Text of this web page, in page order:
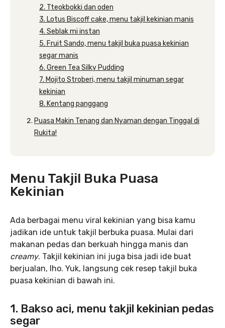
2. Tteokbokki dan oden
3. Lotus Biscoff cake, menu takjil kekinian manis
4. Seblak mi instan
5. Fruit Sando, menu takjil buka puasa kekinian
segar manis
6. Green Tea Silky Pudding
7. Mojito Stroberi, menu takjil minuman segar
kekinian
8. Kentang panggang
Puasa Makin Tenang dan Nyaman dengan Tinggal di
Rukita!
Menu Takjil Buka Puasa
Kekinian
Ada berbagai menu viral kekinian yang bisa kamu
jadikan ide untuk takjil berbuka puasa. Mulai dari
makanan pedas dan berkuah hingga manis dan
creamy. Takjil kekinian ini juga bisa jadi ide buat
berjualan, lho. Yuk, langsung cek resep takjil buka
puasa kekinian di bawah ini.
1. Bakso aci, menu takjil kekinian pedas
segar